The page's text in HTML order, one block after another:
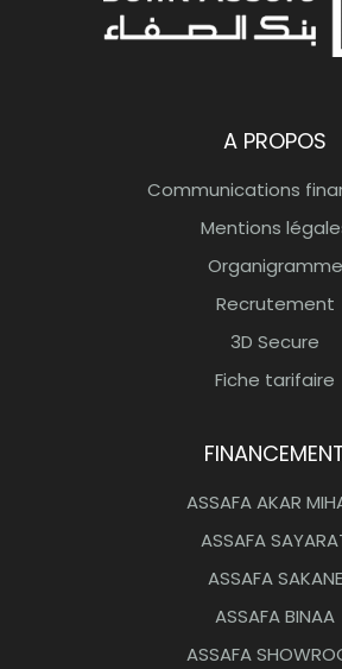
Bank Assafa A PROPOS
Communications
Mentions
Organigramme
Recrutement
3D Secure
Fiche tarifaire
ASSAFA AKAR
ASSAFA
ASSAFA SAKANE
ASSAFA BINAA
ASSAFA